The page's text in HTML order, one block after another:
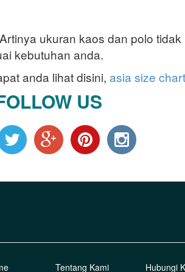
ukuran kaos dan polo tidak
kebutuhan anda.
anda lihat disini, asia size chart
US
Tentang Kami Hubungi